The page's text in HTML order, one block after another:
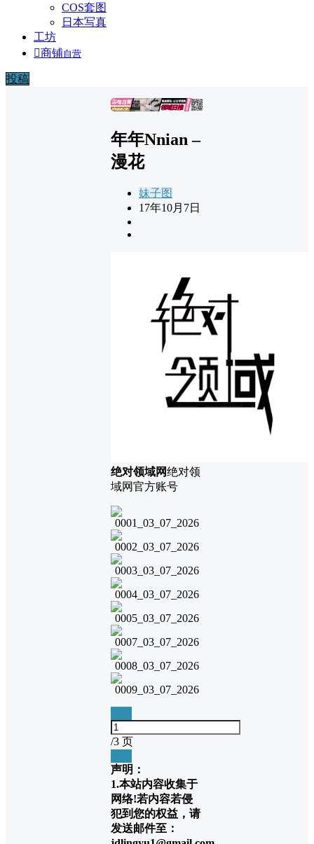
COS套图
日本写真
工坊
商铺自营
投稿
广告
年年Nnian –
漫花
妹子图
17年10月7日
绝对领域网绝对领
域网官方账号
/3 页
声明：
1.本站内容收集于
网络!若内容若侵
犯到您的权益，请
发送邮件至：